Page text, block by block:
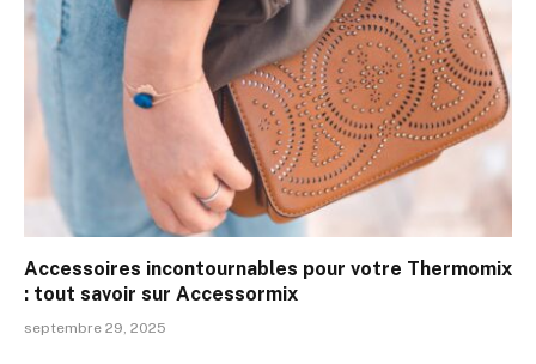
Accessoires incontournables pour votre Thermomix
: tout savoir sur Accessormix
septembre 29, 2025